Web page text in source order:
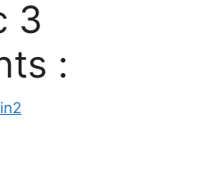
3
: